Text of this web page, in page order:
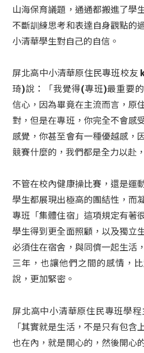
山海保育議題，通通都搬進了學
不斷訓練思考和表達自身觀點的
小清華學生對自己的自信。
屏北高中小清華原住民專班校友
琦)說：「我覺得(專班)最重要
信心，因為畢竟在主流而言，原
對，但是在專班，你完全不會感
感覺，你甚至會有一種優越感，
競賽什麼的，我們都是全力以赴
不管在校內健康操比賽，還是運
學生都展現出極高的團結性，而
專班「集體住宿」這項規定有著
學生得到更全面照顧，以及獨立
必須住在宿舍，與同儕一起生活
三年，也讓他們之間的感情，
說，更加緊密。
屏北高中小清華原住民專班學程
「其實就是生活，不是只有包含
也在內，就是開心的，然後開心